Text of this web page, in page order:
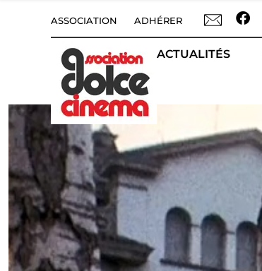
ASSOCIATION ADHÉRER
ACTUALITÉS